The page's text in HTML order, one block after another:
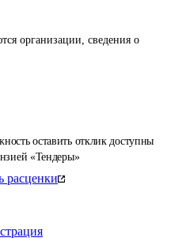
оставить отклик доступны
«Тендеры»
расценки
организации, сведения о